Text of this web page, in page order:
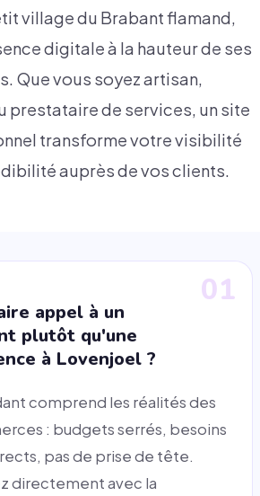
village du Brabant flamand,
digitale à la hauteur de ses
Que vous soyez artisan,
prestataire de services, un site
transforme votre visibilité
auprès de vos clients.
01
appel à un
plutôt qu'une
à Lovenjoel ?
comprend les réalités des
: budgets serrés, besoins
pas de prise de tête.
directement avec la